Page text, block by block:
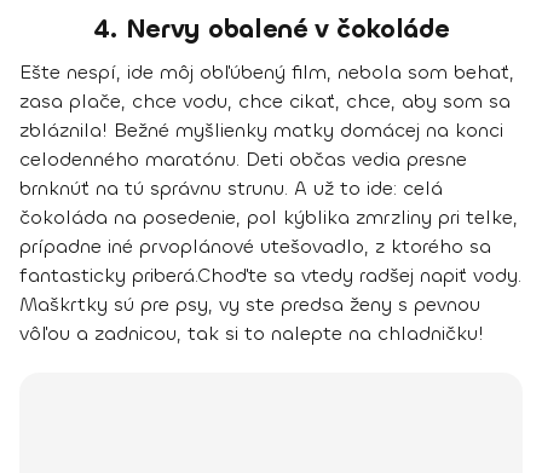
4. Nervy obalené v čokoláde
Ešte nespí, ide môj obľúbený film, nebola som behať,
zasa plače, chce vodu, chce cikať, chce, aby som sa
zbláznila! Bežné myšlienky matky domácej na konci
celodenného maratónu. Deti občas vedia presne
brnknúť na tú správnu strunu. A už to ide: celá
čokoláda na posedenie, pol kýblika zmrzliny pri telke,
prípadne iné prvoplánové utešovadlo, z ktorého sa
fantasticky priberá.Choďte sa vtedy radšej napiť vody.
Maškrtky sú pre psy, vy ste predsa ženy s pevnou
vôľou a zadnicou, tak si to nalepte na chladničku!